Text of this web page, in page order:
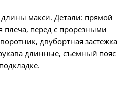
длины макси. Детали: прямой
плеча, перед с прорезными
двубортная застежка
длинные, съемный пояс